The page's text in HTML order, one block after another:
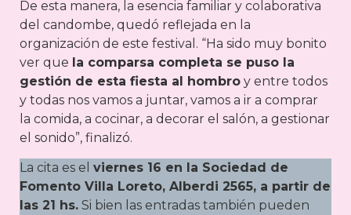
De esta manera, la esencia familiar y colaborativa
del candombe, quedó reflejada en la
organización de este festival. “Ha sido muy bonito
ver que la comparsa completa se puso la
gestión de esta fiesta al hombro y entre todos
y todas nos vamos a juntar, vamos a ir a comprar
la comida, a cocinar, a decorar el salón, a gestionar
el sonido”, finalizó.
La cita es el viernes 16 en la Sociedad de
Fomento Villa Loreto, Alberdi 2565, a partir de
las 21 hs. Si bien las entradas también pueden